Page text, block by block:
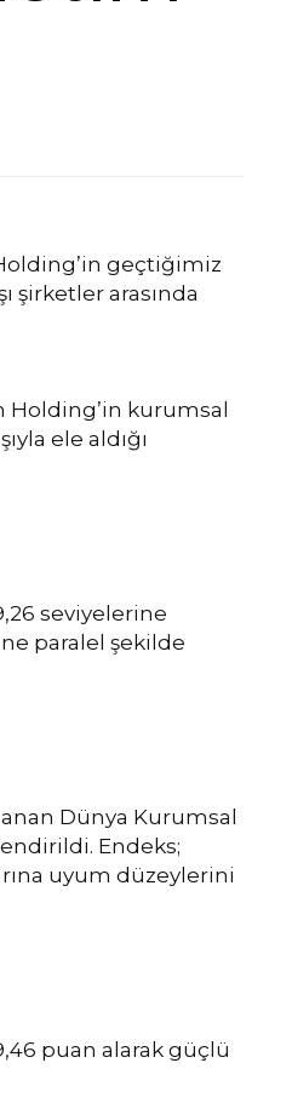
geçtiğimiz
şirketler arasında
Holding’in kurumsal
ele aldığı
seviyelerine
paralel şekilde
Dünya Kurumsal
Endeks;
uyum düzeylerini
puan alarak güçlü